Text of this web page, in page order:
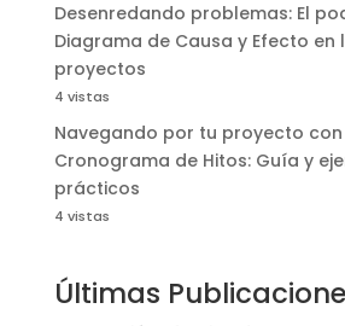
Desenredando problemas: El
Diagrama de Causa y Efecto en
proyectos
4 vistas
Navegando por tu proyecto con
Cronograma de Hitos: Guía y
prácticos
4 vistas
Últimas